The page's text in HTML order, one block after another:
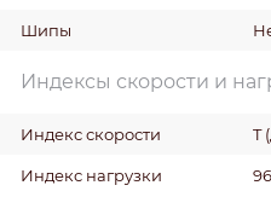
Шипы
Индексы скорости и
Индекс скорости T
Индекс нагрузки